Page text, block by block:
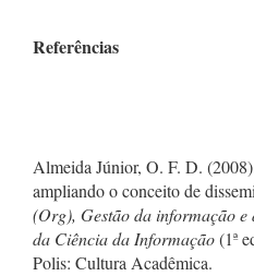
Referências
Almeida Júnior, O. F. D.
ampliando o conceito de
(Org), Gestão da informação
da Ciência da Informação(1ª
Polis: Cultura Acadêmica.